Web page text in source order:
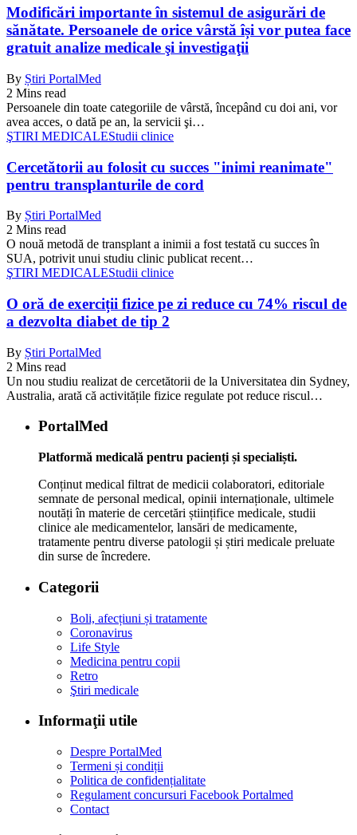
Modificări importante în sistemul de asigurări de
sănătate. Persoanele de orice vârstă își vor putea face
gratuit analize medicale şi investigaţii
By Știri PortalMed
2 Mins read
Persoanele din toate categoriile de vârstă, începând cu doi ani, vor
avea acces, o dată pe an, la servicii şi…
ŞTIRI MEDICALEStudii clinice
Cercetătorii au folosit cu succes "inimi reanimate"
pentru transplanturile de cord
By Știri PortalMed
2 Mins read
O nouă metodă de transplant a inimii a fost testată cu succes în
SUA, potrivit unui studiu clinic publicat recent…
ŞTIRI MEDICALEStudii clinice
O oră de exerciții fizice pe zi reduce cu 74% riscul de
a dezvolta diabet de tip 2
By Știri PortalMed
2 Mins read
Un nou studiu realizat de cercetătorii de la Universitatea din Sydney,
Australia, arată că activitățile fizice regulate pot reduce riscul…
PortalMed
Platformă medicală pentru pacienți și specialiști.
Conținut medical filtrat de medicii colaboratori, editoriale
semnate de personal medical, opinii internaționale, ultimele
noutăți în materie de cercetări științifice medicale, studii
clinice ale medicamentelor, lansări de medicamente,
tratamente pentru diverse patologii și știri medicale preluate
din surse de încredere.
Categorii
Boli, afecțiuni și tratamente
Coronavirus
Life Style
Medicina pentru copii
Retro
Ştiri medicale
Informaţii utile
Despre PortalMed
Termeni și condiții
Politica de confidențialitate
Regulament concursuri Facebook Portalmed
Contact